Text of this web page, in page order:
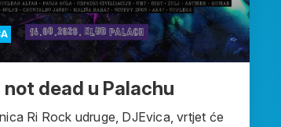
not dead u Palachu
Ri Rock udruge, DJEvica, vrtjet će